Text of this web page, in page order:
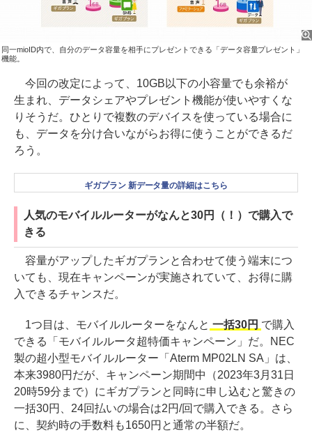
同一mioID内で、自分のデータ容量を相手にプレゼントできる「データ容量プレゼント」
機能。
今回の改定によって、10GB以下の小容量でも余裕が
生まれ、データシェアやプレゼント機能が使いやすくな
りそうだ。ひとりで複数のデバイスを使っている場合に
も、データを分け合いながらお得に使うことができるだ
ろう。
ギガプラン 新データ量の詳細はこちら
人気のモバイルルーターがなんと30円（！）で購入で
きる
容量がアップしたギガプランと合わせて使う端末につ
いても、現在キャンペーンが実施されていて、お得に購
入できるチャンスだ。
1つ目は、モバイルルーターをなんと 一括30円 で購入
できる「モバイルルータ超特価キャンペーン」だ。NEC
製の超小型モバイルルーター「Aterm MP02LN SA」は、
本来3980円だが、キャンペーン期間中（2023年3月31日
20時59分まで）にギガプランと同時に申し込むと驚きの
一括30円、24回払いの場合は2円/回で購入できる。さら
に、契約時の手数料も1650円と通常の半額だ。